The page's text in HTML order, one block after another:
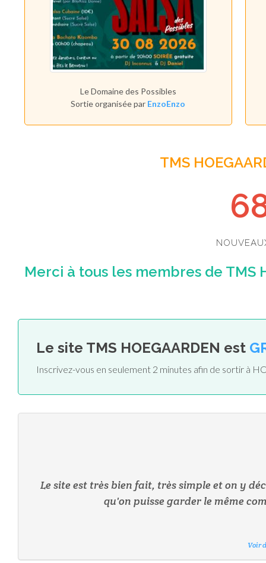
Le Domaine des Possibles
Sortie organisée par EnzoEnzo
TMS
Merci à tous les membres de TMS
Le site TMS HOEGAARDEN est
Inscrivez-vous en seulement 2 minutes afin de sortir à
Le site est très bien fait, très simple et on y
qu'on puisse garder le même
Voir
Voir
Voir
Voir
Voir